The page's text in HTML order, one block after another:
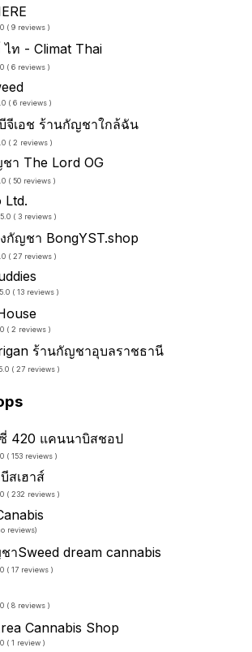
( 9 reviews )
ท - Climat Thai
( 6 reviews )
( 6 reviews )
จีเอช ร้านกัญชาใกล้ฉัน
( 2 reviews )
า The Lord OG
( 50 reviews )
Ltd.
5.0 ( 3 reviews )
กัญชา BongYST.shop
( 27 reviews )
5.0 ( 13 reviews )
( 2 reviews )
ร้านกัญชาอุบลราชธานี
( 27 reviews )
420 แคนนาบิสชอป
( 153 reviews )
สเฮาส์
( 232 reviews )
reviews)
าSweed dream cannabis
( 17 reviews )
( 8 reviews )
Cannabis Shop
( 1 review )